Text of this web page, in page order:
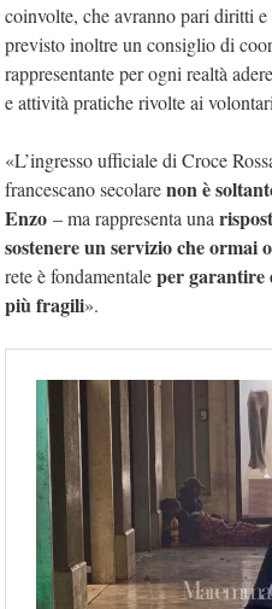
coinvolte, che avranno pari diritti
previsto inoltre un consiglio di
rappresentante per ogni realtà
e attività pratiche rivolte ai
«L’ingresso ufficiale di Croce
francescano secolarenon è
Enzo – ma rappresenta una
sostenere un servizio che
rete è fondamentaleper garantire
più fragili».